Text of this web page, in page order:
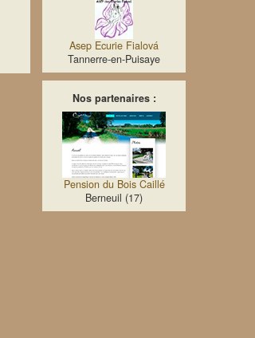
Asep Ecurie Fialová
Tannerre-en-Puisaye
Nos partenaires :
Pension du Bois Caillé
Berneuil (17)